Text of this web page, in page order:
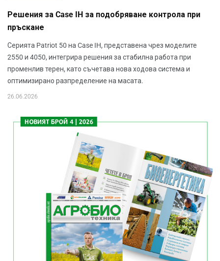
Решения за Case IH за подобряване контрола при
пръскане
Серията Patriot 50 на Case IH, представена чрез моделите
2550 и 4050, интегрира решения за стабилна работа при
променлив терен, като съчетава нова ходова система и
оптимизирано разпределение на масата.
26.06.2026